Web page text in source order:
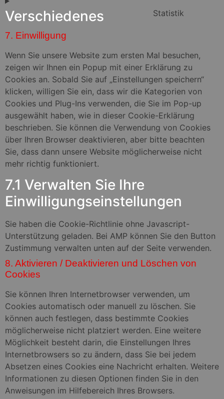
Verschiedenes Statistik
7. Einwilligung
Wenn Sie unsere Website zum ersten Mal besuchen,
zeigen wir Ihnen ein Popup mit einer Erklärung zu
Cookies an. Sobald Sie auf „Einstellungen speichern“
klicken, willigen Sie ein, dass wir die Kategorien von
Cookies und Plug-Ins verwenden, die Sie im Pop-up
ausgewählt haben, wie in dieser Cookie-Erklärung
beschrieben. Sie können die Verwendung von Cookies
über Ihren Browser deaktivieren, aber bitte beachten
Sie, dass dann unsere Website möglicherweise nicht
mehr richtig funktioniert.
7.1 Verwalten Sie Ihre
Einwilligungseinstellungen
Sie haben die Cookie-Richtlinie ohne Javascript-
Unterstützung geladen. Bei AMP können Sie den Button
Zustimmung verwalten unten auf der Seite verwenden.
8. Aktivieren / Deaktivieren und Löschen von
Cookies
Sie können Ihren Internetbrowser verwenden, um
Cookies automatisch oder manuell zu löschen. Sie
können auch festlegen, dass bestimmte Cookies
möglicherweise nicht platziert werden. Eine weitere
Möglichkeit besteht darin, die Einstellungen Ihres
Internetbrowsers so zu ändern, dass Sie bei jedem
Absetzen eines Cookies eine Nachricht erhalten. Weitere
Informationen zu diesen Optionen finden Sie in den
Anweisungen im Hilfebereich Ihres Browsers.